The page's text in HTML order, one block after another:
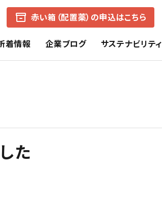
赤い箱（配置薬）の申込はこちら
着情報 企業ブログ サステナビリティ
的CSR
招集通知・決議通知
た